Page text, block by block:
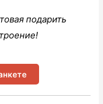
подарить